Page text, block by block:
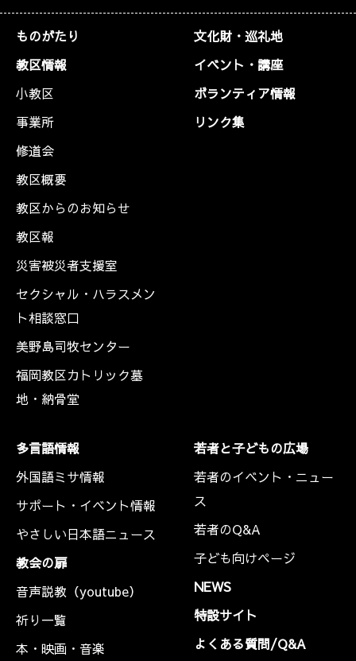
ものがたり
教区情報
小教区
事業所
修道会
教区概要
教区からのお知らせ
教区報
災害被災者支援室
セクシャル・ハラスメン
ト相談窓口
美野島司牧センター
福岡教区カトリック墓
地・納骨堂
文化財・巡礼地
イベント・講座
ボランティア情報
リンク集
多言語情報
外国語ミサ情報
サポート・イベント情報
やさしい日本語ニュース
教会の扉
音声説教（youtube）
祈り一覧
本・映画・音楽
若者と子どもの広場
若者のイベント・ニュー
ス
若者のQ&A
子ども向けページ
NEWS
特設サイト
よくある質問/Q&A